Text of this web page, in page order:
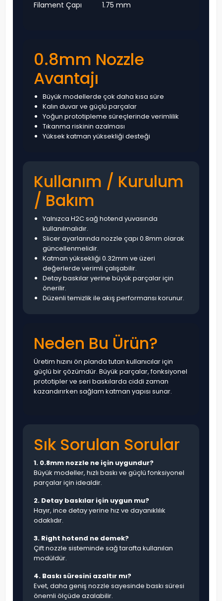
Filament Çapı 1.75 mm
0.8mm Nozzle
Avantajı
Büyük modellerde çok daha kısa süre
Kalın duvar ve güçlü parçalar
Yoğun prototipleme süreçlerinde verimlilik
Tıkanma riskinin azalması
Yüksek katman yüksekliği desteği
Kullanım / Kurulum
/ Bakım
Yalnızca H2C sağ hotend yuvasında
kullanılmalıdır.
Slicer ayarlarında nozzle çapı 0.8mm olarak
güncellenmelidir.
Katman yüksekliği 0.32mm ve üzeri
değerlerde verimli çalışabilir.
Detay baskılar yerine büyük parçalar için
önerilir.
Düzenli temizlik ile akış performansı korunur.
Neden Bu Ürün?
Üretim hızını ön planda tutan kullanıcılar için
güçlü bir çözümdür. Büyük parçalar, fonksiyonel
prototipler ve seri baskılarda ciddi zaman
kazandırırken sağlam katman yapısı sunar.
Sık Sorulan Sorular
1. 0.8mm nozzle ne için uygundur?
Büyük modeller, hızlı baskı ve güçlü fonksiyonel
parçalar için idealdir.
2. Detay baskılar için uygun mu?
Hayır, ince detay yerine hız ve dayanıklılık
odaklıdır.
3. Right hotend ne demek?
Çift nozzle sisteminde sağ tarafta kullanılan
modüldür.
4. Baskı süresini azaltır mı?
Evet, daha geniş nozzle sayesinde baskı süresi
önemli ölçüde azalabilir.